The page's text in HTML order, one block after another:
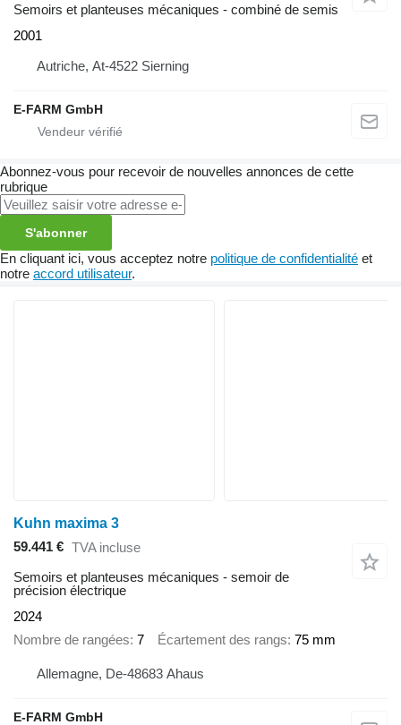
Semoirs et planteuses mécaniques - combiné de semis
2001
Autriche, At-4522 Sierning
E-FARM GmbH
Abonnez-vous pour recevoir de nouvelles annonces de cette
rubrique
S'abonner
En cliquant ici, vous acceptez notre politique de confidentialité et
notre accord utilisateur.
Kuhn maxima 3
59.441 € TVA incluse
Semoirs et planteuses mécaniques - semoir de
précision électrique
2024
Nombre de rangées 7 Écartement des rangs 75 mm
Allemagne, De-48683 Ahaus
E-FARM GmbH